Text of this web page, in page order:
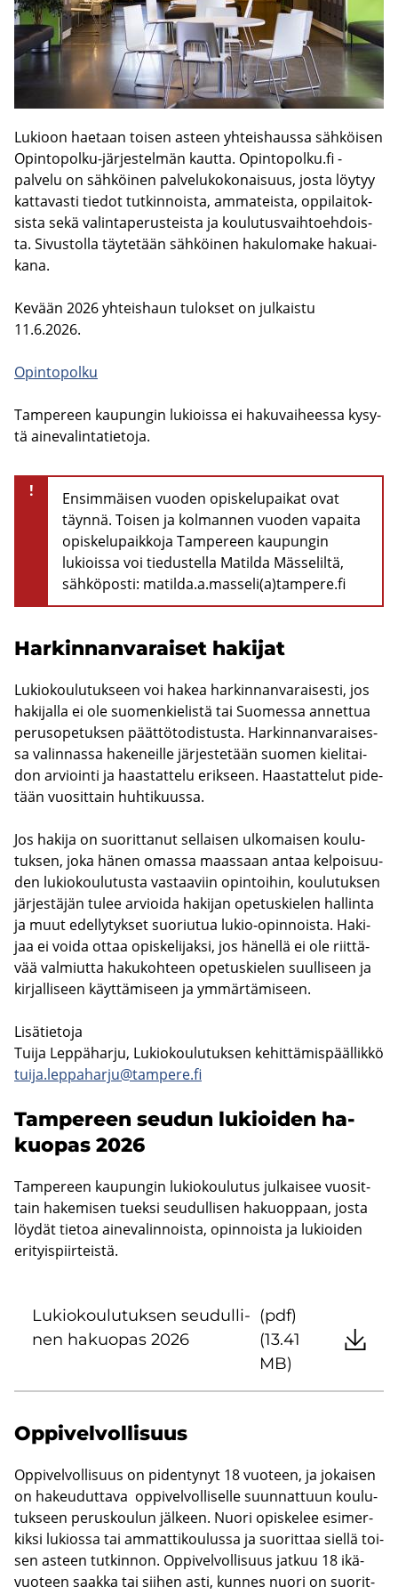
Lu­kioon hae­taan toi­sen as­teen yh­teis­haus­sa säh­köi­sen
Opintopolku-​järjestelmän kaut­ta. Opin­to­pol­ku.fi -​
palvelu on säh­köi­nen pal­ve­lu­ko­ko­nai­suus, josta löy­tyy
kat­ta­vas­ti tie­dot tut­kin­nois­ta, am­ma­teis­ta, op­pi­lai­tok­
sis­ta sekä va­lin­ta­pe­rus­teis­ta ja kou­lu­tus­vaih­toeh­dois­
ta. Si­vus­tol­la täy­te­tään säh­köi­nen ha­ku­lo­ma­ke ha­kuai­
ka­na.
Ke­vään 2026 yh­teis­haun tu­lok­set on jul­kais­tu
11.6.2026.
Opin­to­pol­ku
Tam­pe­reen kau­pun­gin lu­kiois­sa ei ha­ku­vai­hees­sa ky­sy­
tä ai­ne­va­lin­ta­tie­to­ja.
!
Ensimmäisen vuoden opiskelupaikat ovat
täynnä. Toisen ja kolmannen vuoden vapaita
opiskelupaikkoja Tampereen kaupungin
lukioissa voi tiedustella Matilda Mässeliltä,
sähköposti: matilda.a.masseli(a)tampere.fi
Har­kin­nan­va­rai­set ha­ki­jat
Lu­kio­kou­lu­tuk­seen voi hakea har­kin­nan­va­rai­ses­ti, jos
ha­ki­jal­la ei ole suo­men­kie­lis­tä tai Suo­mes­sa an­net­tua
pe­rus­o­pe­tuk­sen päät­tö­to­dis­tus­ta. Har­kin­nan­va­rai­ses­
sa va­lin­nas­sa ha­ke­neil­le jär­jes­te­tään suo­men kie­li­tai­
don ar­vioin­ti ja haas­tat­te­lu erik­seen. Haas­tat­te­lut pi­de­
tään vuo­sit­tain huh­ti­kuus­sa.
Jos ha­ki­ja on suo­rit­ta­nut sel­lai­sen ul­ko­mai­sen kou­lu­
tuk­sen, joka hänen omas­sa maas­saan antaa kel­poi­suu­
den lu­kio­kou­lu­tus­ta vas­taa­viin opin­toi­hin, kou­lu­tuk­sen
jär­jes­tä­jän tulee ar­vioi­da ha­ki­jan ope­tus­kie­len hal­lin­ta
ja muut edel­ly­tyk­set suo­riu­tua lukio-​opinnoista. Ha­ki­
jaa ei voida ottaa opis­ke­li­jak­si, jos hä­nel­lä ei ole riit­tä­
vää val­miut­ta ha­ku­koh­teen ope­tus­kie­len suul­li­seen ja
kir­jal­li­seen käyt­tä­mi­seen ja ym­mär­tä­mi­seen.
Li­sä­tie­to­ja
Tuija Lep­pä­har­ju, Lu­kio­kou­lu­tuk­sen ke­hit­tä­mis­pääl­lik­kö
tuija.lep­pa­har­ju@tam­pe­re.fi
Tam­pe­reen seu­dun lu­kioi­den ha­
kuo­pas 2026
Tam­pe­reen kau­pun­gin lu­kio­kou­lu­tus jul­kai­see vuo­sit­
tain ha­ke­mi­sen tuek­si seu­dul­li­sen ha­kuop­paan, josta
löy­dät tie­toa ai­ne­va­lin­nois­ta, opin­nois­ta ja lu­kioi­den
eri­tyis­piir­teis­tä.
Lu­kio­kou­lu­tuk­sen seu­dul­li­
nen ha­kuo­pas 2026
(pdf)
(13.41
MB)
Op­pi­vel­vol­li­suus
Op­pi­vel­vol­li­suus on pi­den­ty­nyt 18 vuo­teen, ja jo­kai­sen
on ha­keu­dut­ta­va op­pi­vel­vol­li­sel­le suun­nat­tuun kou­lu­
tuk­seen pe­rus­kou­lun jäl­keen. Nuori opis­ke­lee esi­mer­
kik­si lu­kios­sa tai am­mat­ti­kou­lus­sa ja suo­rit­taa siel­lä toi­
sen as­teen tut­kin­non. Op­pi­vel­vol­li­suus jat­kuu 18 ikä­
vuo­teen saak­ka tai sii­hen asti, kun­nes nuori on suo­rit­